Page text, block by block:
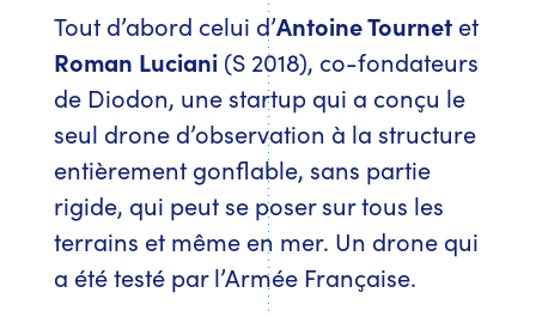
Tout d’abord celui d’Antoine Tournetet
Roman Luciani(S 2018), co-fondateurs
de Diodon, une startup qui a conçu le
seul drone d’observation à la structure
entièrement gonflable, sans partie
rigide, qui peut se poser sur tous les
terrains et même en mer. Un drone qui
a été testé par l’Armée Française.